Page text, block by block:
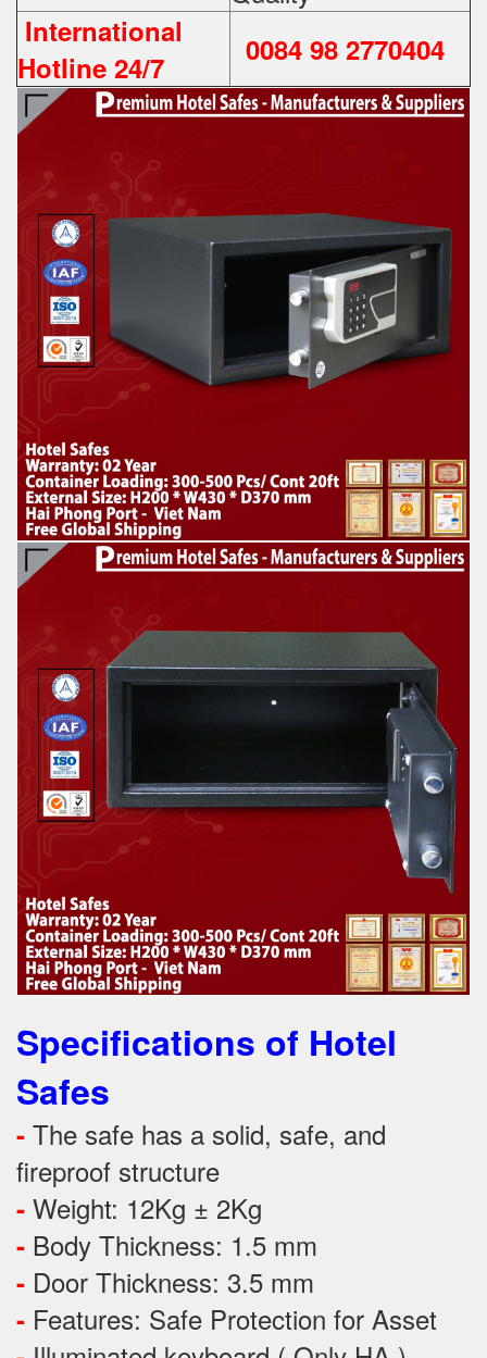
International
Hotline 24/7
0084 98 2770404
Specifications of Hotel
Safes
- The safe has a solid, safe, and
fireproof structure
- Weight: 12Kg ± 2Kg
- Body Thickness: 1.5 mm
- Door Thickness: 3.5 mm
- Features: Safe Protection for Asset